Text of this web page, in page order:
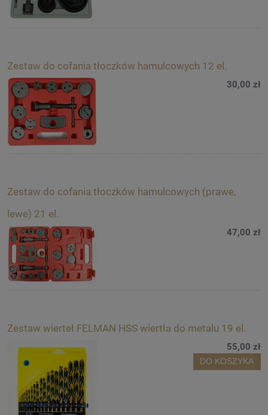
Zestaw do cofania tłoczków hamulcowych 12 el.
30,00 zł
Zestaw do cofania tłoczków hamulcowych (prawe,
lewe) 21 el.
47,00 zł
Zestaw wierteł FELMAN HSS wiertła do metalu 19 el.
55,00 zł
DO KOSZYKA